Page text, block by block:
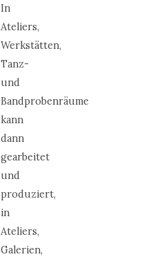
In
Ateliers,
Werkstätten,
Tanz-
und
Bandprobenräume
kann
dann
gearbeitet
und
produziert,
in
Ateliers,
Galerien,